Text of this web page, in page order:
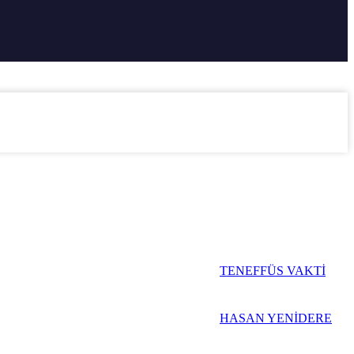
TENEFFÜS VAKTİ
HASAN YENİDERE